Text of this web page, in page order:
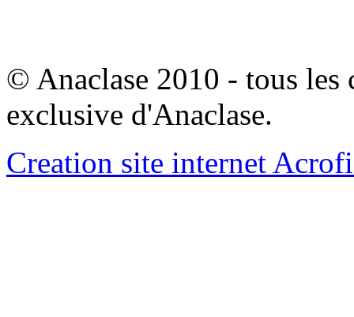
© Anaclase 2010 - tous les
exclusive d'Anaclase.
Creation site internet